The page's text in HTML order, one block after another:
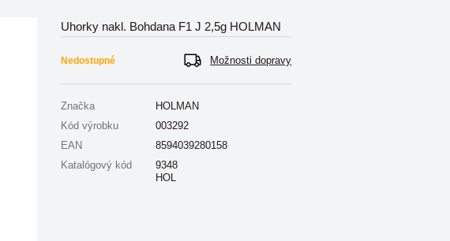
Uhorky nakl. Bohdana F1 J 2,5g HOLMAN
Nedostupné Možnosti dopravy
Značka
HOLMAN
Kód výrobku
003292
EAN
8594039280158
Katalógový kód
9348
HOL